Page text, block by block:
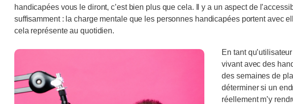
handicapées vous le diront, c’est bien plus que cela. Il y a un aspect de
suffisamment : la charge mentale que les personnes handicapées portent avec
cela représente au quotidien.
En tant
vivant avec des
des semaines de
déterminer si un
réellement m’y